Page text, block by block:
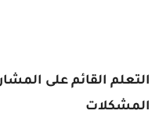
التعلم القائم على
المشكلات